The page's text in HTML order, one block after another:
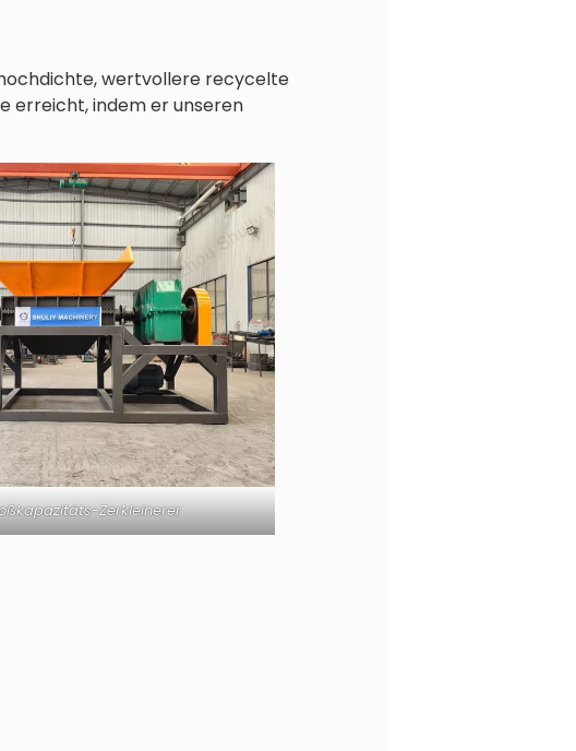
wertvollere recycelte
erreicht, indem er unseren
Zerkleinerer